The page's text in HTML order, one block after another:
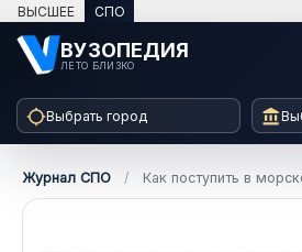
ВЫСШЕЕ СПО
ВУЗОПЕДИЯ
ЛЕТО БЛИЗКО
КАТАЛОГ
Выбрать город 
Журнал СПО / Как поступить в